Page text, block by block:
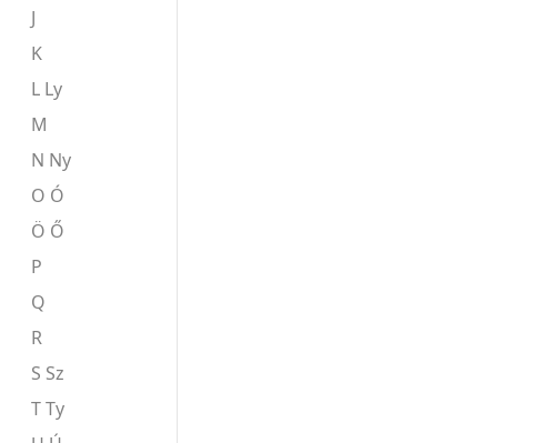
J
K
L Ly
M
N Ny
O Ó
Ö Ő
P
Q
R
S Sz
T Ty